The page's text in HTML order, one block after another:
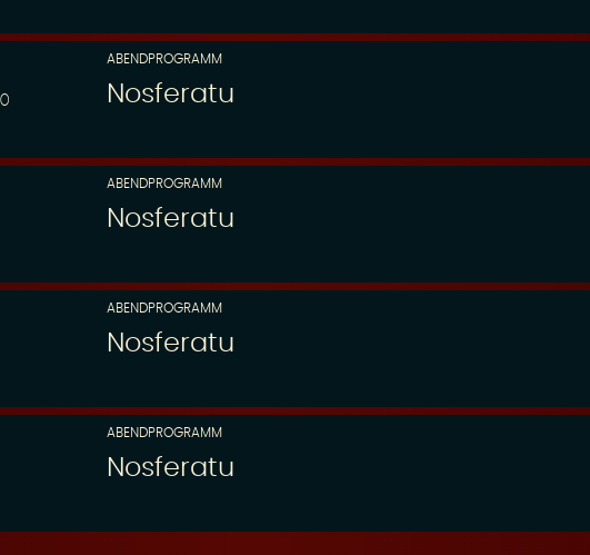
ABENDPROGRAMM
Nosferatu
ABENDPROGRAMM
Nosferatu
ABENDPROGRAMM
Nosferatu
ABENDPROGRAMM
Nosferatu